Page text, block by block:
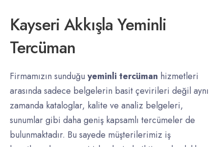
Kayseri Akkışla Yeminli
Tercüman
Firmamızın sunduğu yeminli tercüman hizmetleri
arasında sadece belgelerin basit çevirileri değil aynı
zamanda kataloglar, kalite ve analiz belgeleri,
sunumlar gibi daha geniş kapsamlı tercümeler de
bulunmaktadır. Bu sayede müşterilerimiz iş